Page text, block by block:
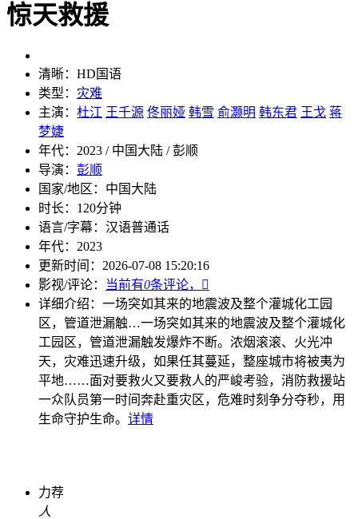
惊天救援
清晰： HD国语
类型： 灾难
主演： 杜江 王千源 佟丽娅 韩雪 俞灏明 韩东君 王戈 蒋
梦婕
年代： 2023 / 中国大陆 / 彭顺
导演： 彭顺
国家/地区： 中国大陆
时长： 120分钟
语言/字幕： 汉语普通话
年代： 2023
更新时间： 2026-07-08 15:20:16
影视/评论：
当前有0条评论，

详细介绍： 一场突如其来的地震波及整个灌城化工园
区，管道泄漏触…一场突如其来的地震波及整个灌城化
工园区，管道泄漏触发爆炸不断。浓烟滚滚、火光冲
天，灾难迅速升级，如果任其蔓延，整座城市将被夷为
平地……面对要救火又要救人的严峻考验，消防救援站
一众队员第一时间奔赴重灾区，危难时刻争分夺秒，用
生命守护生命。 详情
力荐
人